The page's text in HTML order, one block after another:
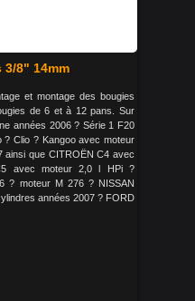
3/8" 14mm
et montage des bougies
de 6 et à 12 pans. Sur
années 2006 ? Série 1 F20
? Clio ? Kangoo avec moteur
ainsi que CITROËN C4 avec
avec moteur 2,0 l HPi ?
? moteur M 276 ? NISSAN
années 2007 ? FORD